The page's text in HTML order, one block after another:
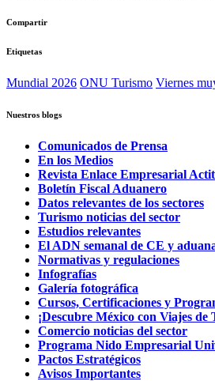
Compartir
Etiquetas
Mundial 2026 ONU Turismo Viernes
Nuestros blogs
Comunicados de Prensa
En los Medios
Revista Enlace Empresarial
Boletín Fiscal Aduanero
Datos relevantes de los sectores
Turismo noticias del sector
Estudios relevantes
El ADN semanal de CE y
Normativas y regulaciones
Infografías
Galería fotográfica
Cursos, Certificaciones y
¡Descubre México con Viajes de
Comercio noticias del sector
Programa Nido Empresarial
Pactos Estratégicos
Avisos Importantes